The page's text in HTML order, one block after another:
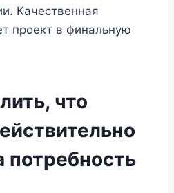
Качественная
проект в финальную
что
потребность